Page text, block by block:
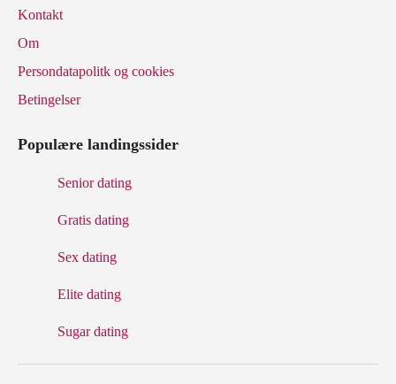
Kontakt
Om
Persondatapolitk og cookies
Betingelser
Populære landingssider
Senior dating
Gratis dating
Sex dating
Elite dating
Sugar dating